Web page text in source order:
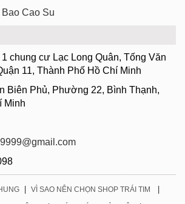
Cao Su
chung cư Lạc Long Quân, Tống Văn
11, Thành Phố Hồ Chí Minh
Biên Phủ, Phường 22, Bình Thạnh,
Minh
| VÌ SAO NÊN CHỌN SHOP TRÁI TIM |